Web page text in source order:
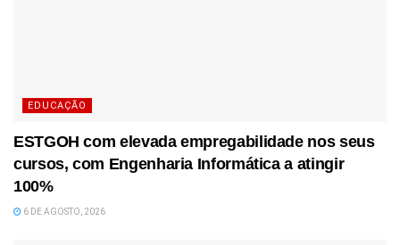
EDUCAÇÃO
ESTGOH com elevada empregabilidade nos seus
cursos, com Engenharia Informática a atingir
100%
6 DE AGOSTO, 2026